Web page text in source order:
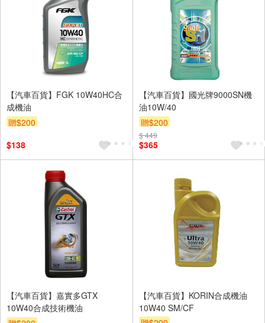
【汽車百貨】FGK 10W40HC合
成機油
贈$200
$138
【汽車百貨】國光牌9000SN機
油10W/40
贈$200
$ 449
$365
【汽車百貨】嘉實多GTX
10W40合成技術機油
【汽車百貨】KORIN合成機油
10W40 SM/CF